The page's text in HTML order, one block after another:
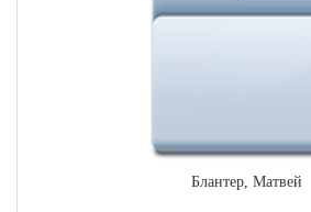
Блантер, Матвей